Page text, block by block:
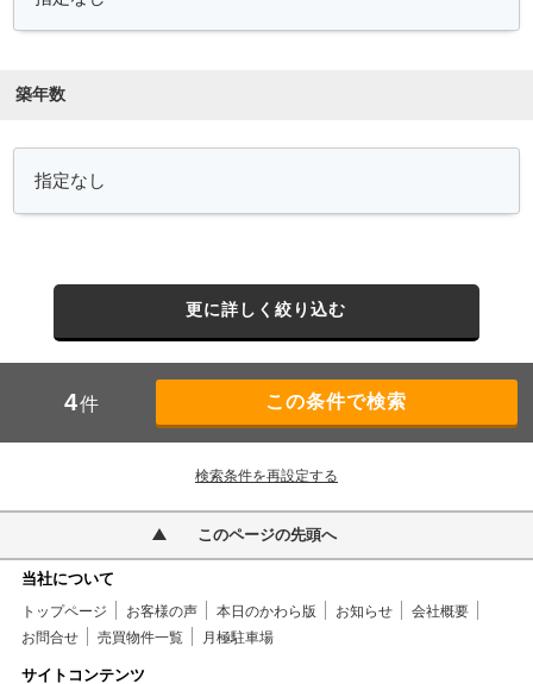
築年数
更に詳しく絞り込む
4件
検索条件を再設定する
このページの先頭へ
当社について
トップページ お客様の声 本日のかわら版 お知らせ
会社概要
お問合せ
売買物件一覧 月極駐車場
サイトコンテンツ